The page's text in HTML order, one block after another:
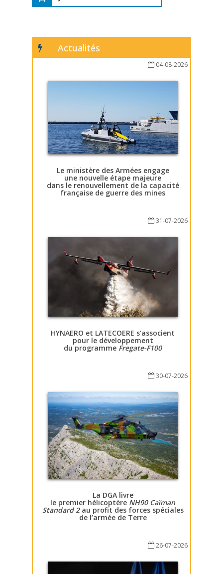
Actualités
04-08-2026
Le ministère des Armées engage
une nouvelle étape majeure
dans le renouvellement de la capacité
française de guerre des mines
31-07-2026
HYNAERO et LATECOERE s’associent
pour le développement
du programme Fregate-F100
30-07-2026
La DGA livre
le premier hélicoptère NH90 Caïman
Standard 2au profit des forces spéciales
de l’armée de Terre
26-07-2026